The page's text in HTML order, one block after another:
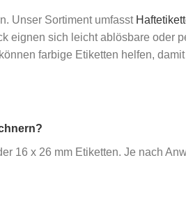
Unser Sortiment umfasst
eignen sich leicht ablösbare oder
farbige Etiketten helfen,
16 x 26 mm Etiketten. Je nach